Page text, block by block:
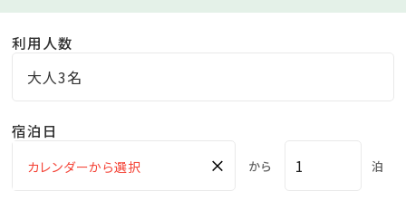
利用人数
大人3名
宿泊日
× から 泊